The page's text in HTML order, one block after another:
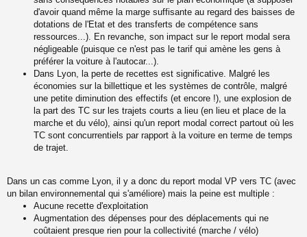
d'avoir quand même la marge suffisante au regard des baisses de
dotations de l'Etat et des transferts de compétence sans
ressources...). En revanche, son impact sur le report modal sera
négligeable (puisque ce n'est pas le tarif qui amène les gens à
préférer la voiture à l'autocar...).
Dans Lyon, la perte de recettes est significative. Malgré les
économies sur la billettique et les systèmes de contrôle, malgré
une petite diminution des effectifs (et encore !), une explosion de
la part des TC sur les trajets courts a lieu (en lieu et place de la
marche et du vélo), ainsi qu'un report modal correct partout où les
TC sont concurrentiels par rapport à la voiture en terme de temps
de trajet.
Dans un cas comme Lyon, il y a donc du report modal VP vers TC (avec
un bilan environnemental qui s'améliore) mais la peine est multiple :
Aucune recette d'exploitation
Augmentation des dépenses pour des déplacements qui ne
coûtaient presque rien pour la collectivité (marche / vélo)